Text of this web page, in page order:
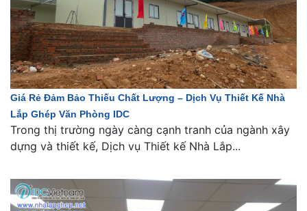
Giá Rẻ Đảm Bảo Thiếu Chất Lượng – Dịch Vụ Thiết Kế Nhà
Lắp Ghép Văn Phòng IDC
Trong thị trường ngày càng cạnh tranh của ngành xây
dựng và thiết kế, Dịch vụ Thiết kế Nhà Lắp...